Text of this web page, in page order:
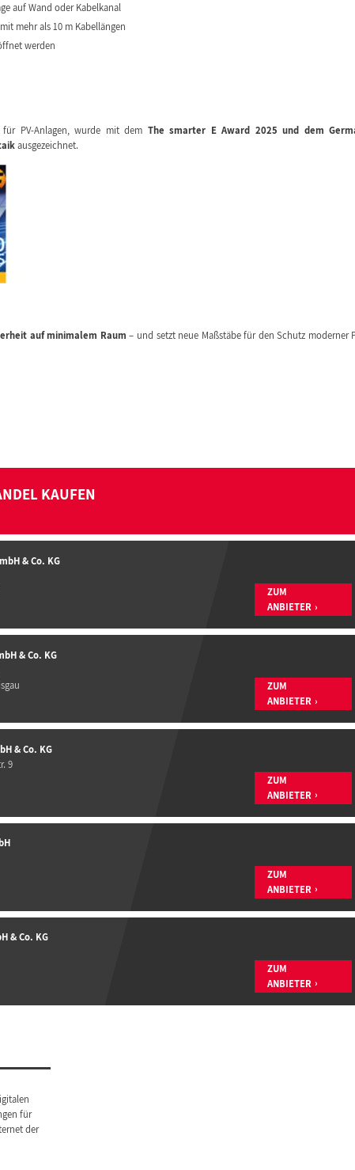
auf Wand oder Kabelkanal
mehr als 10 m Kabellängen
werden
für PV-Anlagen, wurde mit dem The smarter E Award 2025 und dem
ausgezeichnet.
auf minimalem Raum – und setzt neue Maßstäbe für den Schutz moderner
KAUFEN
& Co. KG
ZUM
ANBIETER
& Co. KG
ZUM
ANBIETER
& Co. KG
9
ZUM
ANBIETER
ZUM
ANBIETER
& Co. KG
ZUM
ANBIETER
für
der